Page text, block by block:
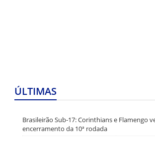
ÚLTIMAS
Brasileirão Sub-17: Corinthians e Flamengo
encerramento da 10ª rodada